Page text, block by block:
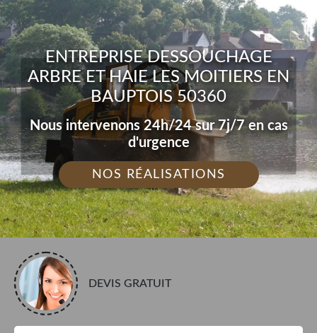
ENTREPRISE DESSOUCHAGE
ARBRE ET HAIE LES MOITIERS EN
BAUPTOIS 50360
Nous intervenons 24h/24 sur 7j/7 en cas
d'urgence
NOS RÉALISATIONS
DEVIS GRATUIT